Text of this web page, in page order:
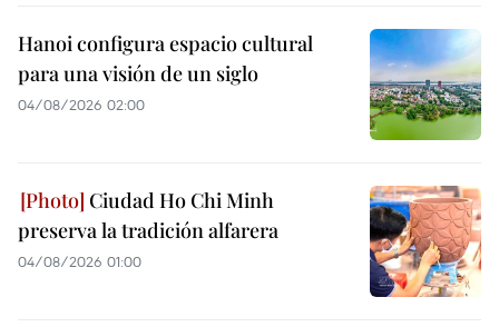
Hanoi configura espacio cultural
para una visión de un siglo
04/08/2026 02:00
Ciudad Ho Chi Minh
preserva la tradición alfarera
04/08/2026 01:00